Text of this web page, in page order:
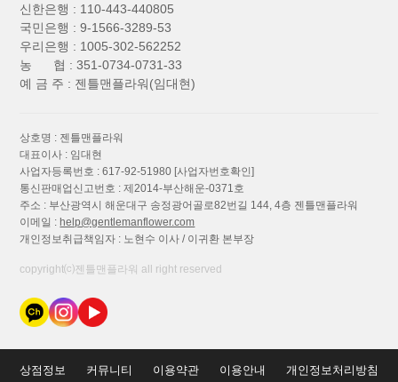
신한은행 : 110-443-440805
국민은행 : 9-1566-3289-53
우리은행 : 1005-302-562252
농 협 : 351-0734-0731-33
예 금 주 : 젠틀맨플라워(임대현)
상호명 : 젠틀맨플라워
대표이사 : 임대현
사업자등록번호 : 617-92-51980 [사업자번호확인]
통신판매업신고번호 : 제2014-부산해운-0371호
주소 : 부산광역시 해운대구 송정광어골로82번길 144, 4층 젠틀맨플라워
이메일 :help@gentlemanflower.com
개인정보취급책임자 : 노현수 이사 / 이귀환 본부장
copyright⒞젠틀맨플라워 all right reserved
상점정보 커뮤니티 이용약관 이용안내 개인정보처리방침